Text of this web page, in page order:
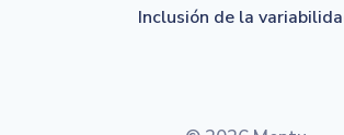
Inclusión de la